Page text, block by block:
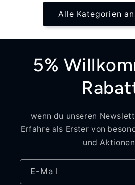
Alle Kategorien
5%
wenn du unseren
Erfahre als Erster von
und
E-Mail